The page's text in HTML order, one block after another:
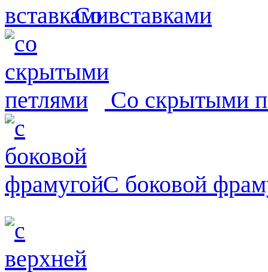
Со вставками
Со скрытыми
С боковой